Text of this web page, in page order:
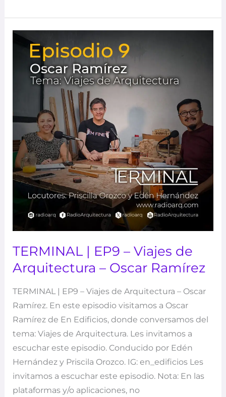
TERMINAL | EP9 – Viajes de
Arquitectura – Oscar Ramírez
TERMINAL | EP9 – Viajes de Arquitectura – Oscar
Ramírez. En este episodio visitamos a Oscar
Ramírez de En Edificios, donde conversamos del
tema: Viajes de Arquitectura. Les invitamos a
escuchar este episodio. Conducido por Edén
Hernández y Priscila Orozco. IG: en_edificios Les
invitamos a escuchar este episodio. Nota: En las
plataformas y/o aplicaciones, no
TERMINAL
Arquitectura
Oscar
Ramírez